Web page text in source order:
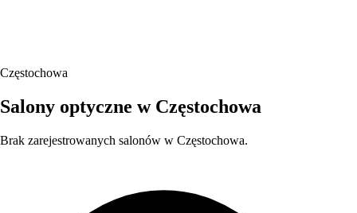
Częstochowa
Salony optyczne w Częstochowa
Brak zarejestrowanych salonów w Częstochowa.